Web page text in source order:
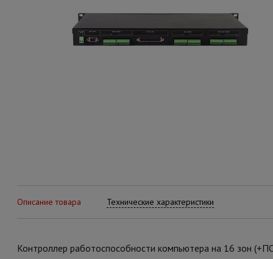
Описание товара Технические характеристики
Контроллер работоспособности компьютера на 16 зон